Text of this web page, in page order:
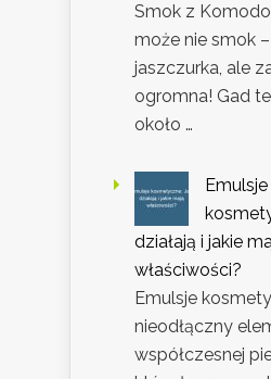
Smok z
może nie smok
jaszczurka, ale
ogromna! Gad
około …
Emulsje
działają i jakie
właściwości?
Emulsje
nieodłączny
współczesnej